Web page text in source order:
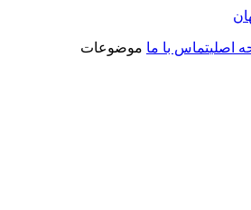
اصلیتماس با ما موضوعات